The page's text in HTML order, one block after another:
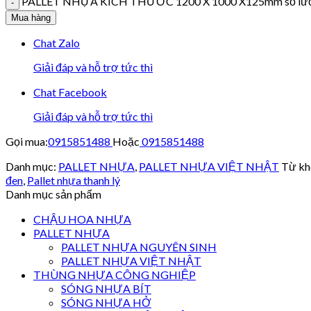
Mua hàng
Chat Zalo
Giải đáp và hỗ trợ tức thì
Chat Facebook
Giải đáp và hỗ trợ tức thì
Gọi mua:0915851488 Hoặc 0915851488
Danh mục: PALLET NHỰA, PALLET NHỰA VIỆT NHẬT Từ
đen, Pallet nhựa thanh lý
Danh mục sản phẩm
CHẬU HOA NHỰA
PALLET NHỰA
PALLET NHỰA NGUYÊN SINH
PALLET NHỰA VIỆT NHẬT
THÙNG NHỰA CÔNG NGHIỆP
SÓNG NHỰA BÍT
SÓNG NHỰA HỞ